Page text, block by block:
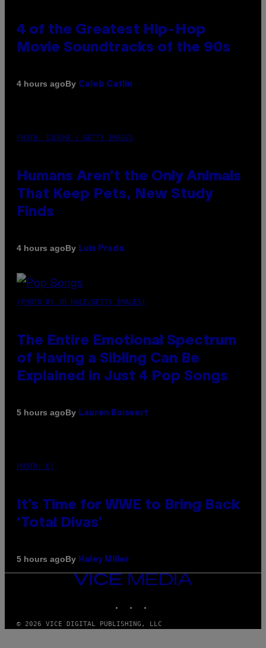
4 of the Greatest Hip-Hop
Movie Soundtracks of the 90s
4 hours agoBy Caleb Catlin
PHOTO: IJDEMA / GETTY IMAGES
Humans Aren’t the Only Animals
That Keep Pets, New Study
Finds
4 hours agoBy Luis Prada
(PHOTO BY JO HALE/GETTY IMAGES)
The Entire Emotional Spectrum
of Having a Sibling Can Be
Explained in Just 4 Pop Songs
5 hours agoBy Lauren Boisvert
PHOTO: E!
It’s Time for WWE to Bring Back
‘Total Divas’
5 hours agoBy Haley Miller
VICE
MEDIA
© 2026 VICE DIGITAL PUBLISHING, LLC